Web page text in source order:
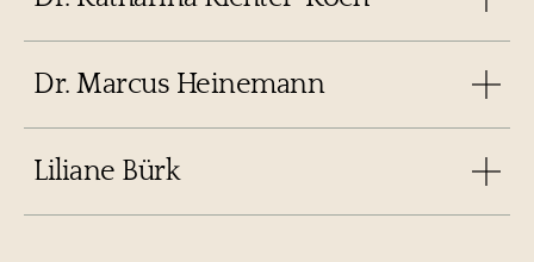
Dr. Marcus Heinemann
Liliane Bürk